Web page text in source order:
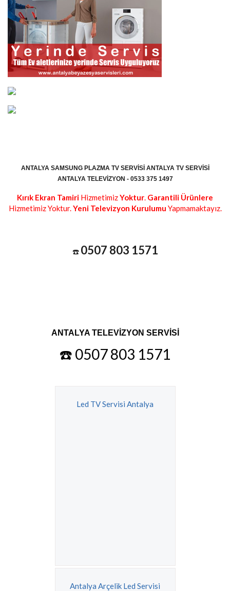
ANTALYA SAMSUNG PLAZMA TV SERVISI ANTALYA TV SERVISI
ANTALYA TELEVIZYON - 0533 375 1497
Kırık Ekran Tamiri HizmetimizYoktur. Garantili Ürünlere
Hizmetimiz Yoktur.Yeni Televizyon Kurulumu Yapmamaktayız.
☎️ 0507 803 1571
ANTALYA TELEVİZYON SERVİSİ
☎️ 0507 803 1571
Led TV Servisi Antalya
Antalya Arçelik Led Servisi